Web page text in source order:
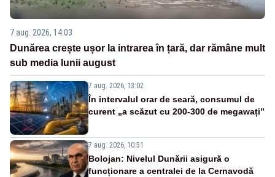
7 aug. 2026, 14:03
Dunărea crește ușor la intrarea în țară, dar rămâne mult
sub media lunii august
7 aug. 2026, 13:02
În intervalul orar de seară, consumul de
curent „a scăzut cu 200-300 de megawați”
7 aug. 2026, 10:51
Bolojan: Nivelul Dunării asigură o
funcționare a centralei de la Cernavodă